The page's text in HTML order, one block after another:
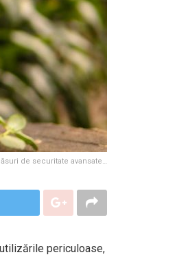
de securitate avansate…
periculoase,